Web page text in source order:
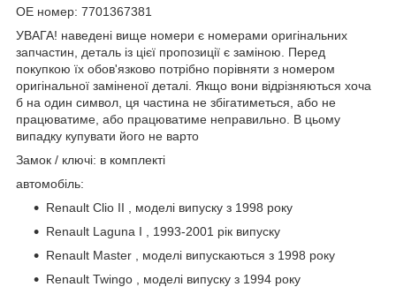
OE номер: 7701367381
УВАГА! наведені вище номери є номерами оригінальних
запчастин, деталь із цієї пропозиції є заміною. Перед
покупкою їх обов'язково потрібно порівняти з номером
оригінальної заміненої деталі. Якщо вони відрізняються хоча
б на один символ, ця частина не збігатиметься, або не
працюватиме, або працюватиме неправильно. В цьому
випадку купувати його не варто
Замок / ключі: в комплекті
автомобіль:
Renault Clio II , моделі випуску з 1998 року
Renault Laguna I , 1993-2001 рік випуску
Renault Master , моделі випускаються з 1998 року
Renault Twingo , моделі випуску з 1994 року